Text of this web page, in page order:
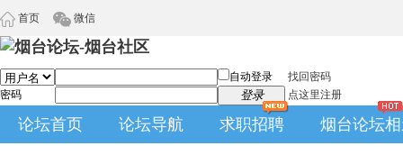
首页 微信
自动登录
找回密码
密码
登录 点这里注册
论坛首页 论坛导航 求职招聘 烟台论坛